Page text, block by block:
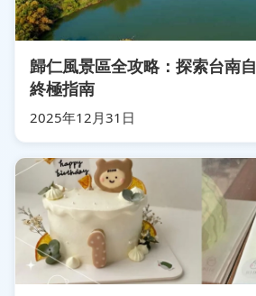
歸仁風景區全攻略：探索台南
終極指南
2025年12月31日